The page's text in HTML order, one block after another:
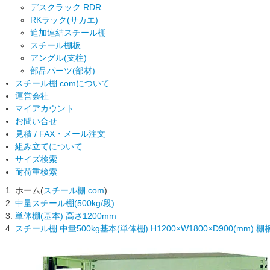
デスクラック RDR
RKラック(サカエ)
追加連結スチール棚
スチール棚板
アングル(支柱)
部品パーツ(部材)
スチール棚.comについて
運営会社
マイアカウント
お問い合せ
見積 / FAX・メール注文
組み立てについて
サイズ検索
耐荷重検索
ホーム(スチール棚.com)
中量スチール棚(500kg/段)
単体棚(基本) 高さ1200mm
スチール棚 中量500kg基本(単体棚) H1200×W1800×D900(mm)